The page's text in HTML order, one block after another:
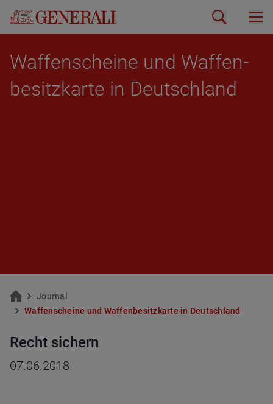
Waf­fen­schei­ne und Waf­fen­
be­sitz­kar­te in Deutsch­land
Jour­nal
Waf­fen­schei­ne und Waf­fen­be­sitz­kar­te in Deutsch­land
Recht sichern
07.06.2018